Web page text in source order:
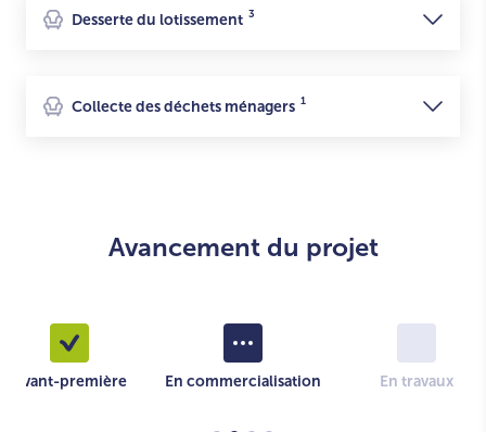
Desserte du lotissement 3
Collecte des déchets ménagers 1
Avancement du projet
Avant-première En commercialisation En travaux